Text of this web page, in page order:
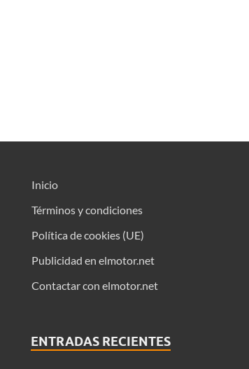
Inicio
Términos y condiciones
Política de cookies (UE)
Publicidad en elmotor.net
Contactar con elmotor.net
ENTRADAS RECIENTES